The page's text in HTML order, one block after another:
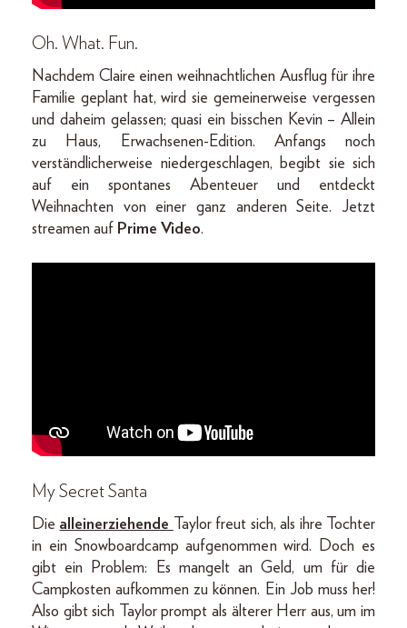
Oh. What. Fun.
Nachdem Claire einen weihnachtlichen Ausflug für ihre
Familie geplant hat, wird sie gemeinerweise vergessen
und daheim gelassen; quasi ein bisschen Kevin – Allein
zu Haus, Erwachsenen-Edition. Anfangs noch
verständlicherweise niedergeschlagen, begibt sie sich
auf ein spontanes Abenteuer und entdeckt
Weihnachten von einer ganz anderen Seite. Jetzt
streamen auf Prime Video.
My Secret Santa
Die alleinerziehende
Taylor freut sich, als ihre Tochter
in ein Snowboardcamp aufgenommen wird. Doch es
gibt ein Problem: Es mangelt an Geld, um für die
Campkosten aufkommen zu können. Ein Job muss her!
Also gibt sich Taylor prompt als älterer Herr aus, um im